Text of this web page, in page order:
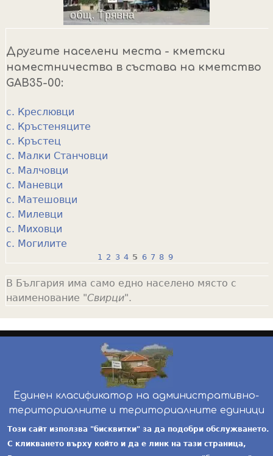
Другите населени места - кметски
наместничества в състава на кметство
GAB35-00:
с. Креслювци
с. Кръстеняците
с. Кръстец
с. Малки Станчовци
с. Малчовци
с. Маневци
с. Матешовци
с. Милевци
с. Миховци
с. Могилите
a
g
e
1 2 3 4 5 6 7 8 9
В България има само едно населено място с
наименование "Свирци".
Единен класификатор на административно-
териториалните и териториалните единици
инж. Бойчо Добрев-ekatte.com-условия за
ползване
Този сайт използва "бисквитки" за да подобри обслужването.
С кликването върху който и да е линк на тази страница,